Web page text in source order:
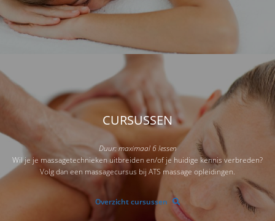
CURSUSSEN
Duur: maximaal 6 lessen
Wil je je massagetechnieken uitbreiden en/of je huidige kennis verbreden?
Volg dan een massagecursus bij ATS massage opleidingen.
Overzicht cursussen